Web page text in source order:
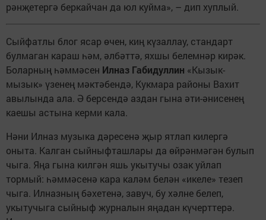
рәнҗетергә беркайчан да юл куйма», – дип хуплый.
Сыйфатлы блог ясар өчен, киң күзаллау, стандарт
булмаган караш һәм, әлбәттә, яхшы белемнәр кирәк.
Боларның һәммәсен Илназ Габидуллин «Кызык-
мызык» үзенең мәктәбендә, Кукмара районы Вахит
авылында ала. Ә берсендә аздан гына әти-әнисенең
каешы астына керми кала.
Нәни Илназ музыка дәресенә җыр ятлап килергә
оныта. Калган сыйныфташлары да өйрәнмәгән булып
чыга. Яңа гына килгән яшь укытучы озак уйлап
тормый: һәммәсенә кара каләм белән «икеле» тезеп
чыга. Илназның бәхетенә, завуч, бу хәлне белеп,
укытучыга сыйныф журналын яңадан күчерттерә.